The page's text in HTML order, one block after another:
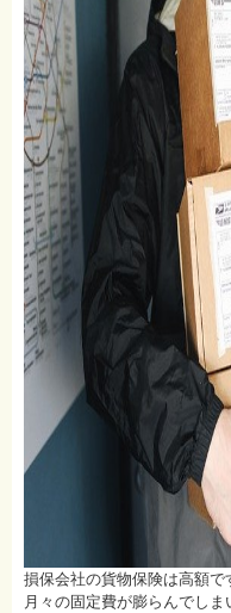
損保会社の貨物保険は高額
月々の固定費が膨らんでし